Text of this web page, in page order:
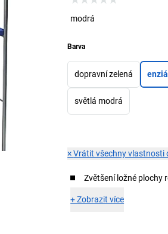
modrá
Barva
dopravní zelená
světlá modrá
×Vrátit všechny vlastnosti
Zvětšení ložné plochy
+Zobrazit více